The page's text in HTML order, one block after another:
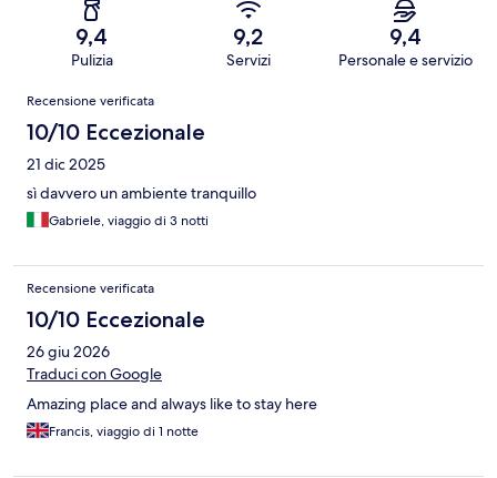
9,4
Pulizia
9,2
Servizi
9,4
Personale e servizio
Recensioni
Recensione verificata
10/10 Eccezionale
21 dic 2025
sì davvero un ambiente tranquillo
Gabriele, viaggio di 3 notti
Recensione verificata
10/10 Eccezionale
26 giu 2026
Traduci con Google
Amazing place and always like to stay here
Francis, viaggio di 1 notte